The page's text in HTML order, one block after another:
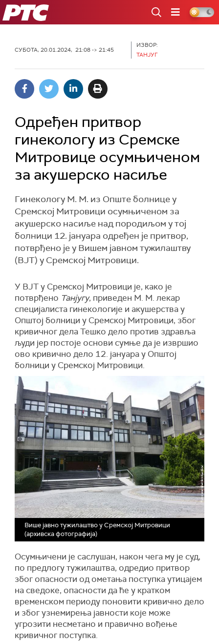
РТС
СУБОТА, 20.01.2024, 21:08 -> 21:45
ИЗВОР:
ТАНЈУГ
Одређен притвор
гинекологу из Сремске
Митровице осумњиченом
за акушерско насиље
Гинекологу М. М. из Опште болнице у
Сремској Митровици осумњиченом за
акушерско насиље над породиљом у тој
болници 12. јануара одређен је притвор,
потврђено је у Вишем јавном тужилаштву
(ВЈТ) у Сремској Митровици.
У ВЈТ у Сремској Митровици је, како је
потврђено Танјугу, приведен М. М. лекар
специјалиста гинекологије и акушерства у
Општој болници у Сремској Митровици, због
кривичног дела Тешко дело против здравља
људи јер постоје основи сумње да је извршио
ово кривично дело 12. јануара у Општој
болници у Сремској Митровици.
Више јавно тужилаштво у Сремској Митровици
(архивска фотографија)
Осумњичени је саслушан, након чега му је суд,
по предлогу тужилаштва, одредио притвор
због опасности од ометања поступка утицајем
на сведоке, опасности да ће у кратком
временском периоду поновити кривично дело
и због узнемирења јавности које може
угрозити несметано и правично вођење
кривичног поступка.